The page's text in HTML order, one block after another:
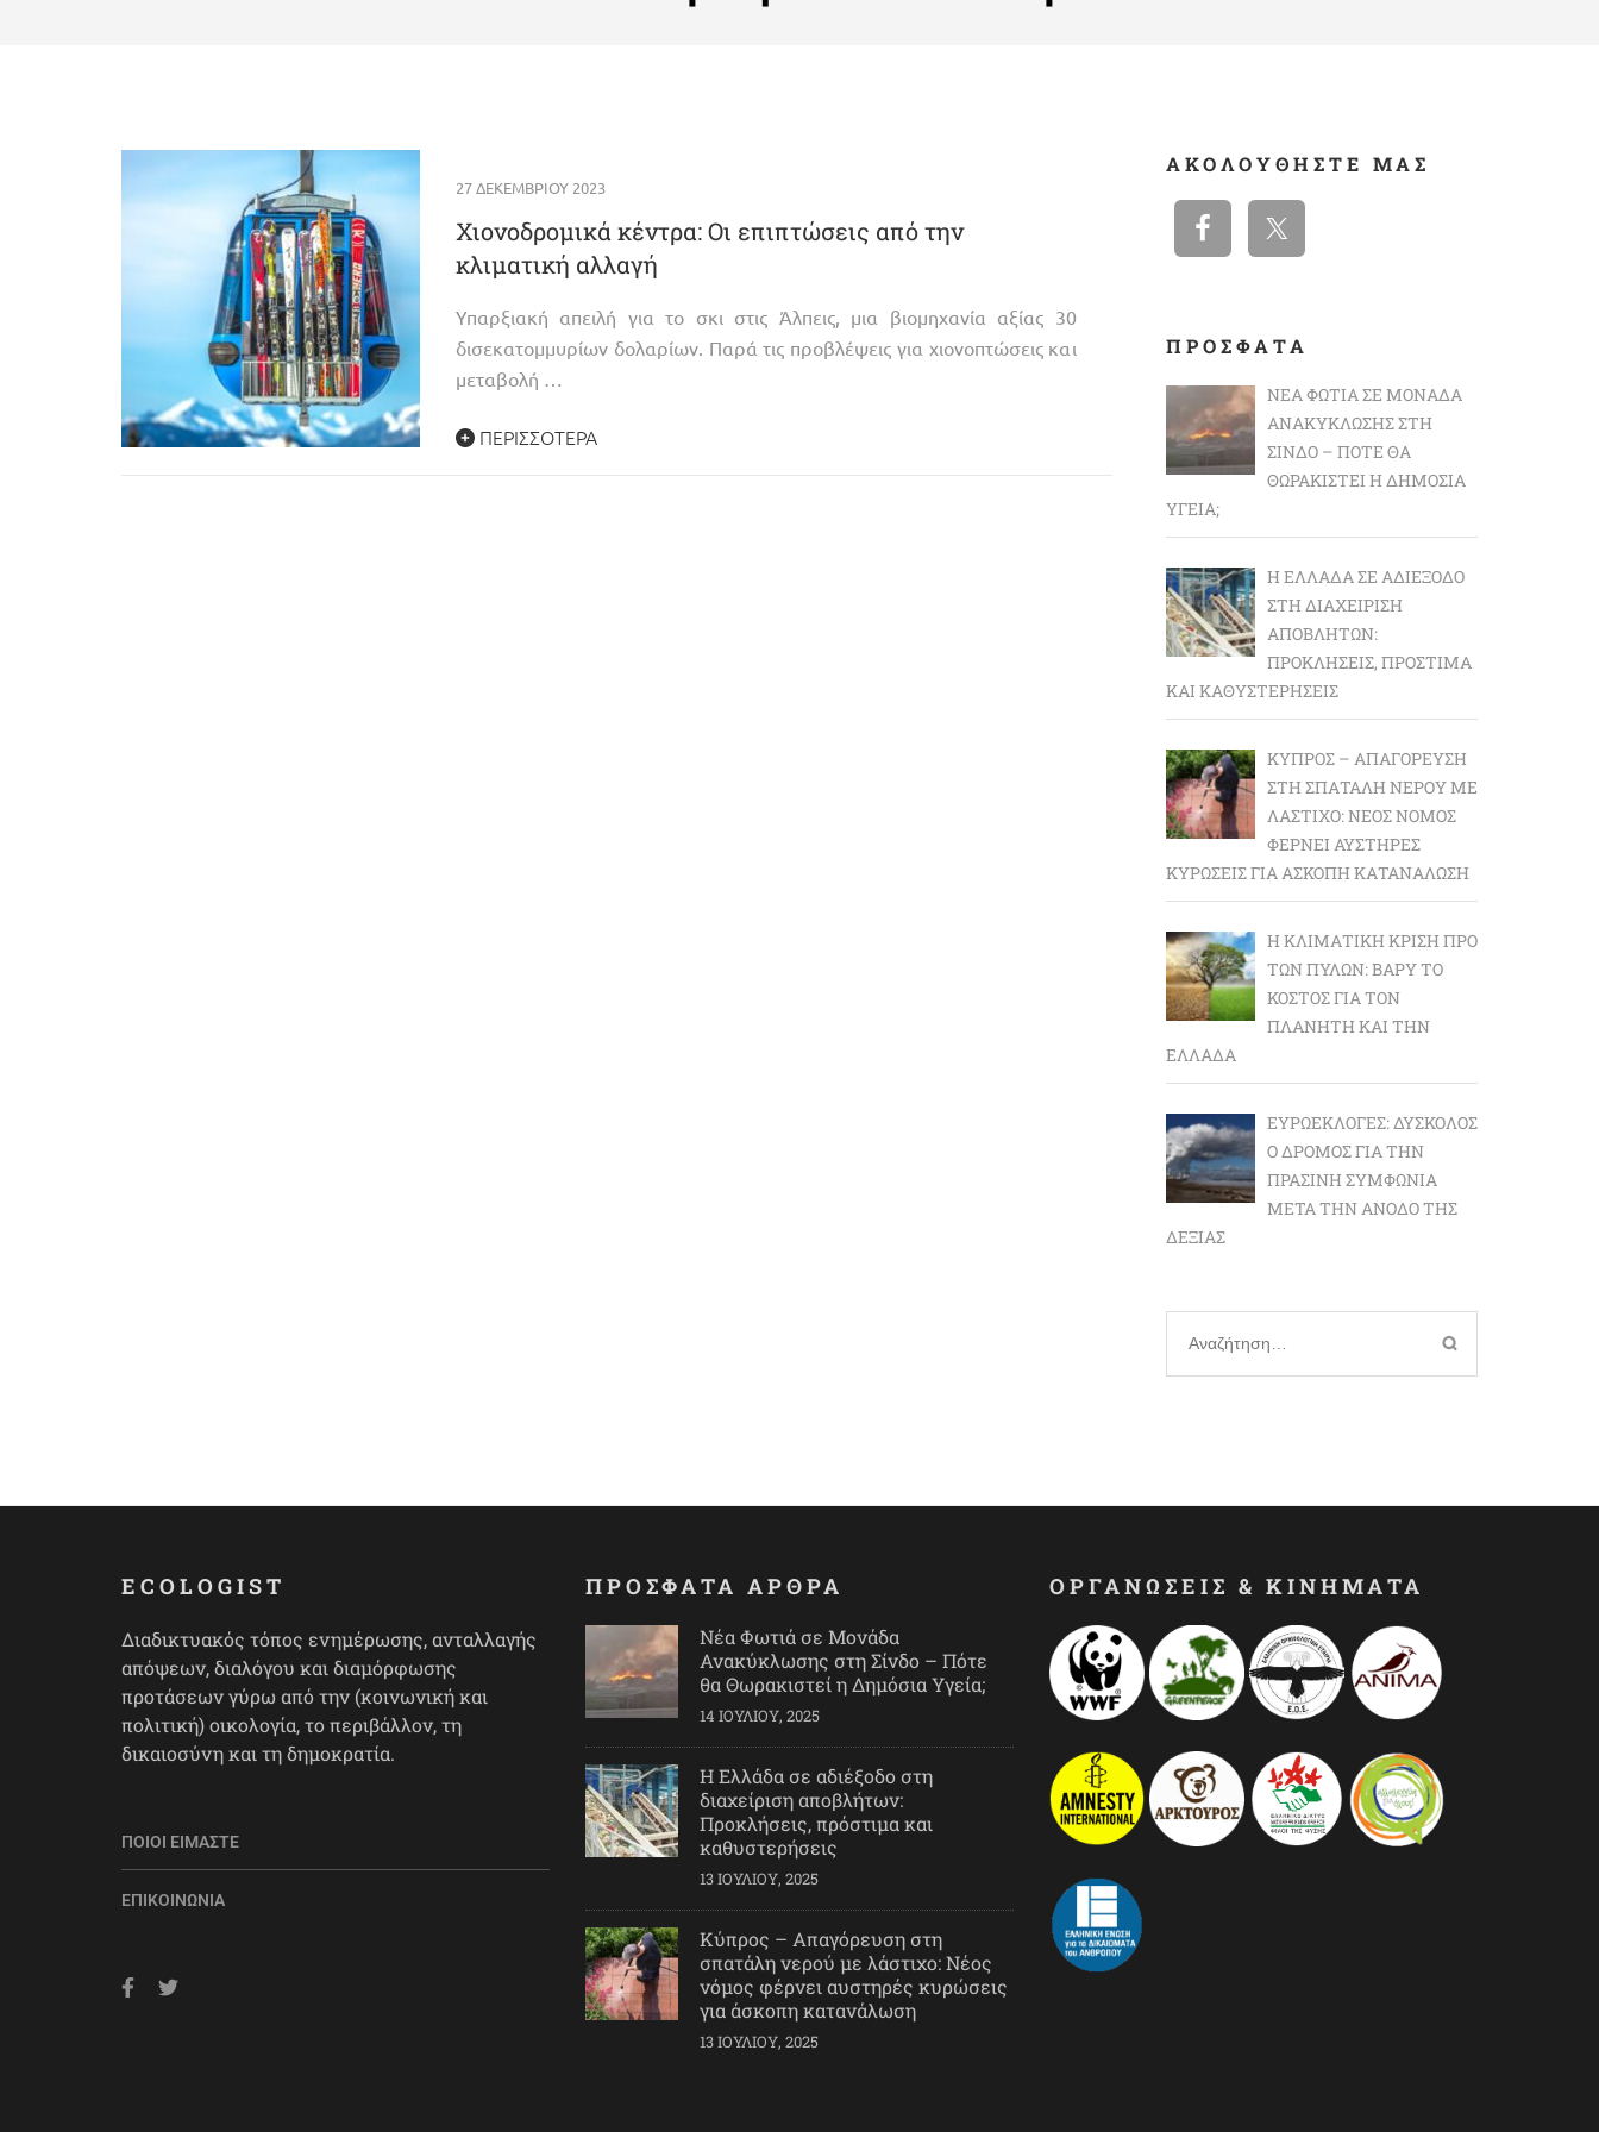
27 ΔΕΚΕΜΒΡΊΟΥ 2023
Χιονοδρομικά κέντρα: Οι επιπτώσεις από την
κλιματική αλλαγή
Υπαρξιακή απειλή για το σκι στις Άλπεις, μια βιομηχανία αξίας 30
δισεκατομμυρίων δολαρίων. Παρά τις προβλέψεις για χιονοπτώσεις και
μεταβολή …
ΠΕΡΙΣΣΌΤΕΡΑ
ΑΚΟΛΟΥΘΉΣΤΕ ΜΑΣ
ΠΡΟΣΦΑΤΑ
ΝΈΑ ΦΩΤΙΆ ΣΕ ΜΟΝΆΔΑ
ΑΝΑΚΎΚΛΩΣΗΣ ΣΤΗ
ΣΊΝΔΟ – ΠΌΤΕ ΘΑ
ΘΩΡΑΚΙΣΤΕΊ Η ΔΗΜΌΣΙΑ
ΥΓΕΊΑ;
Η ΕΛΛΆΔΑ ΣΕ ΑΔΙΈΞΟΔΟ
ΣΤΗ ΔΙΑΧΕΊΡΙΣΗ
ΑΠΟΒΛΉΤΩΝ:
ΠΡΟΚΛΉΣΕΙΣ, ΠΡΌΣΤΙΜΑ
ΚΑΙ ΚΑΘΥΣΤΕΡΉΣΕΙΣ
ΚΎΠΡΟΣ – ΑΠΑΓΌΡΕΥΣΗ
ΣΤΗ ΣΠΑΤΆΛΗ ΝΕΡΟΎ ΜΕ
ΛΆΣΤΙΧΟ: ΝΈΟΣ ΝΌΜΟΣ
ΦΈΡΝΕΙ ΑΥΣΤΗΡΈΣ
ΚΥΡΏΣΕΙΣ ΓΙΑ ΆΣΚΟΠΗ ΚΑΤΑΝΆΛΩΣΗ
Η ΚΛΙΜΑΤΙΚΉ ΚΡΊΣΗ ΠΡΟ
ΤΩΝ ΠΥΛΏΝ: BΑΡΎ ΤΟ
ΚΌΣΤΟΣ ΓΙΑ ΤΟΝ
ΠΛΑΝΉΤΗ ΚΑΙ ΤΗΝ
ΕΛΛΆΔΑ
ΕΥΡΩΕΚΛΟΓΈΣ: ΔΎΣΚΟΛΟΣ
Ο ΔΡΌΜΟΣ ΓΙΑ ΤΗΝ
ΠΡΆΣΙΝΗ ΣΥΜΦΩΝΊΑ
ΜΕΤΆ ΤΗΝ ΆΝΟΔΟ ΤΗΣ
ΔΕΞΙΆΣ
Αναζήτηση
για:
ECOLOGIST
Διαδικτυακός τόπος ενημέρωσης, ανταλλαγής
απόψεων, διαλόγου και διαμόρφωσης
προτάσεων γύρω από την (κοινωνική και
πολιτική) οικολογία, το περιβάλλον, τη
δικαιοσύνη και τη δημοκρατία.
ΠΟΙΟΙ ΕΊΜΑΣΤΕ
ΕΠΙΚΟΙΝΩΝΊΑ
ΠΡΟΣΦΑΤΑ ΑΡΘΡΑ
Νέα Φωτιά σε Μονάδα
Ανακύκλωσης στη Σίνδο – Πότε
θα Θωρακιστεί η Δημόσια Υγεία;
14 ΙΟΥΛΊΟΥ, 2025
Η Ελλάδα σε αδιέξοδο στη
διαχείριση αποβλήτων:
Προκλήσεις, πρόστιμα και
καθυστερήσεις
13 ΙΟΥΛΊΟΥ, 2025
Κύπρος – Απαγόρευση στη
σπατάλη νερού με λάστιχο: Νέος
νόμος φέρνει αυστηρές κυρώσεις
για άσκοπη κατανάλωση
13 ΙΟΥΛΊΟΥ, 2025
ΟΡΓΑΝΩΣΕΙΣ & ΚΙΝΗΜΑΤΑ